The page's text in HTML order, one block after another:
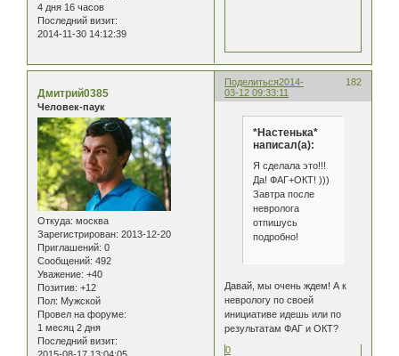
4 дня 16 часов
Последний визит:
2014-11-30 14:12:39
Поделиться 182
2014-
03-12 09:33:11
Дмитрий0385
Человек-паук
Откуда: москва
Зарегистрирован: 2013-12-20
Приглашений: 0
Сообщений: 492
Уважение: +40
Позитив: +12
Пол: Мужской
Провел на форуме:
1 месяц 2 дня
Последний визит:
*Настенька*
написал(а):
Я сделала это!!!
Да! ФАГ+ОКТ! )))
Завтра после
невролога
отпишусь
подробно!
Давай, мы очень ждем! А к
неврологу по своей
инициативе идешь или по
результатам ФАГ и ОКТ?
0